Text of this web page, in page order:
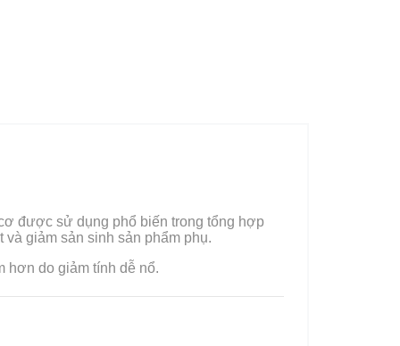
được sử dụng phổ biến trong tổng hợp
giảm sản sinh sản phẩm phụ.
hơn do giảm tính dễ nổ.